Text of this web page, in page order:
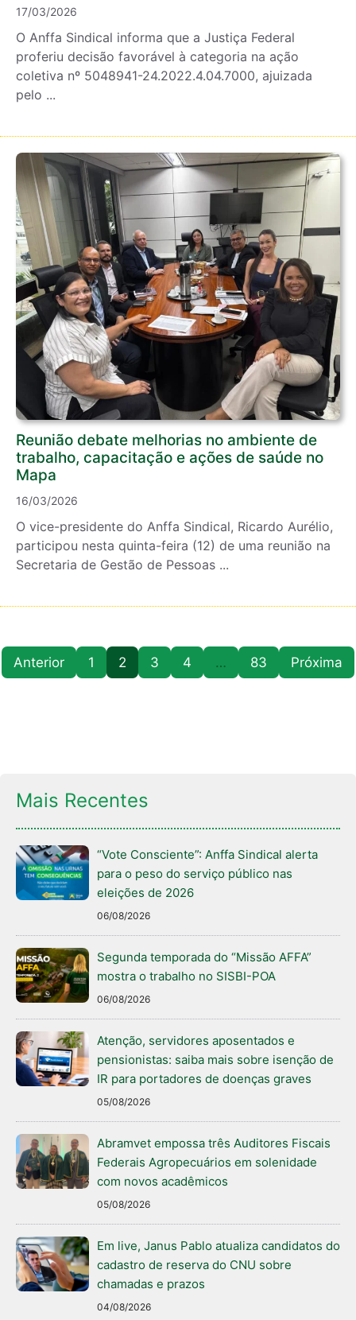
17/03/2026
O Anffa Sindical informa que a Justiça Federal
proferiu decisão favorável à categoria na ação
coletiva nº 5048941-24.2022.4.04.7000, ajuizada
pelo ...
Reunião debate melhorias no ambiente de
trabalho, capacitação e ações de saúde no
Mapa
16/03/2026
O vice-presidente do Anffa Sindical, Ricardo Aurélio,
participou nesta quinta-feira (12) de uma reunião na
Secretaria de Gestão de Pessoas ...
Anterior 1 2 3 4 … 83 Próxima
Mais Recentes
“Vote Consciente”: Anffa Sindical alerta
para o peso do serviço público nas
eleições de 2026
06/08/2026
Segunda temporada do “Missão AFFA”
mostra o trabalho no SISBI-POA
06/08/2026
Atenção, servidores aposentados e
pensionistas: saiba mais sobre isenção de
IR para portadores de doenças graves
05/08/2026
Abramvet empossa três Auditores Fiscais
Federais Agropecuários em solenidade
com novos acadêmicos
05/08/2026
Em live, Janus Pablo atualiza candidatos do
cadastro de reserva do CNU sobre
chamadas e prazos
04/08/2026